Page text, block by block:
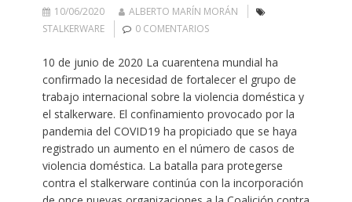
10/06/2020
ALBERTO MARÍN MORÁN
STALKERWARE
0 COMENTARIOS
10 de junio de 2020 La cuarentena mundial ha
confirmado la necesidad de fortalecer el grupo de
trabajo internacional sobre la violencia doméstica y
el stalkerware. El confinamiento provocado por la
pandemia del COVID19 ha propiciado que se haya
registrado un aumento en el número de casos de
violencia doméstica. La batalla para protegerse
contra el stalkerware continúa con la incorporación